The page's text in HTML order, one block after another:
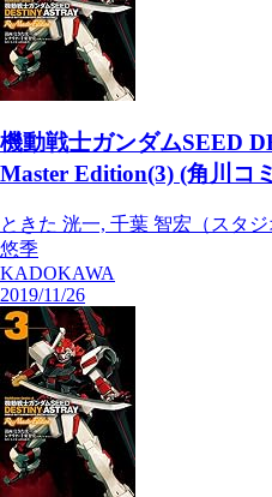
機動戦士ガンダムSEED
Master Edition(3) (角川コ
ときた 洸一, 千葉 智宏（スタ
悠季
KADOKAWA
2019/11/26